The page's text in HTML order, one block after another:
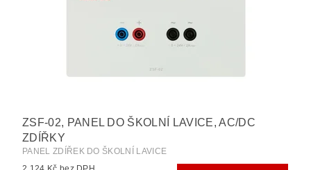
ZSF-02, PANEL DO ŠKOLNÍ LAVICE, AC/DC
ZDÍŘKY
PANEL ZDÍŘEK DO ŠKOLNÍ LAVICE